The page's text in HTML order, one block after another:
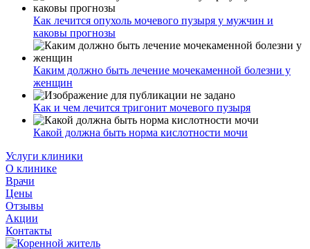
Как лечится опухоль мочевого пузыря у мужчин и
каковы прогнозы
Каким должно быть лечение мочекаменной болезни у
женщин
Как и чем лечится тригонит мочевого пузыря
Какой должна быть норма кислотности мочи
Услуги клиники
О клинике
Врачи
Цены
Отзывы
Акции
Контакты